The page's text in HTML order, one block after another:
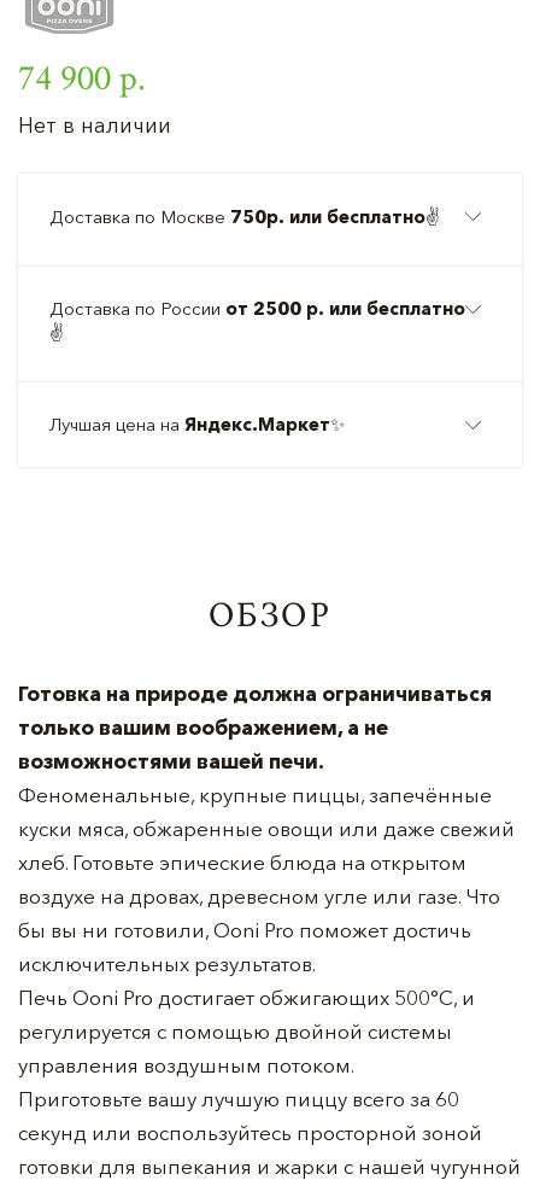
74 900 р.
Нет в наличии
Доставка по Москве 750р. или бесплатно✌️
Доставка по России от 2500 р. или бесплатно
✌️
Лучшая цена на Яндекс.Маркет✨
ОБЗОР
Готовка на природе должна ограничиваться
только вашим воображением, а не
возможностями вашей печи.
Феноменальные, крупные пиццы, запечённые
куски мяса, обжаренные овощи или даже свежий
хлеб. Готовьте эпические блюда на открытом
воздухе на дровах, древесном угле или газе. Что
бы вы ни готовили, Ooni Pro поможет достичь
исключительных результатов.
Печь Ooni Pro достигает обжигающих 500°С, и
регулируется с помощью двойной системы
управления воздушным потоком.
Приготовьте вашу лучшую пиццу всего за 60
секунд или воспользуйтесь просторной зоной
готовки для выпекания и жарки с нашей чугунной